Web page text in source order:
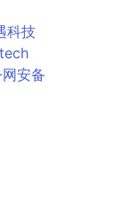
科技
安备